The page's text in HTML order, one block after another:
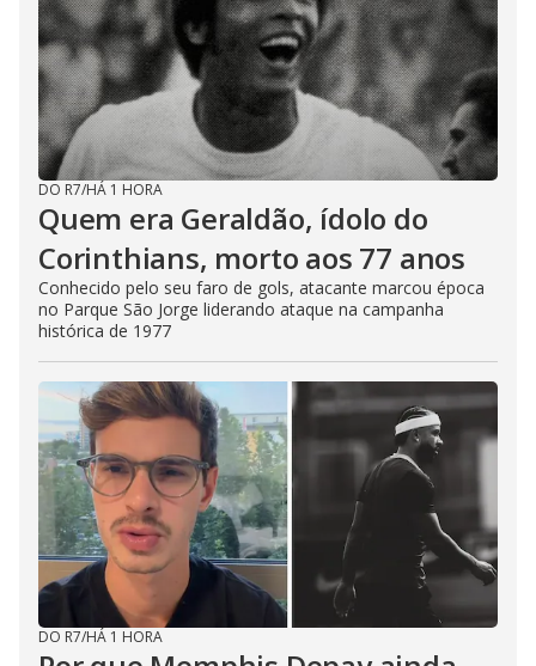
DO R7/HÁ 1 HORA
Quem era Geraldão, ídolo do
Corinthians, morto aos 77 anos
Conhecido pelo seu faro de gols, atacante marcou época
no Parque São Jorge liderando ataque na campanha
histórica de 1977
DO R7/HÁ 1 HORA